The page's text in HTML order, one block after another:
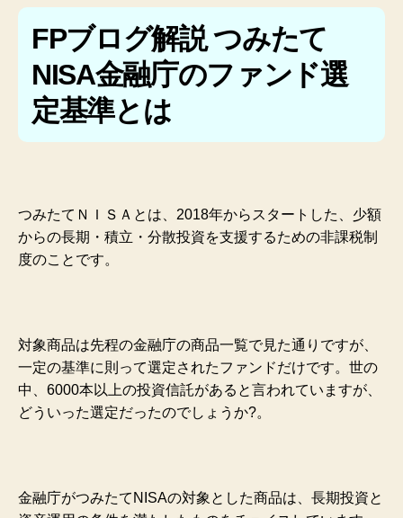
FPブログ解説 つみたて
NISA金融庁のファンド選
定基準とは
つみたてＮＩＳＡとは、2018年からスタートした、少額
からの長期・積立・分散投資を支援するための非課税制
度のことです。
対象商品は先程の金融庁の商品一覧で見た通りですが、
一定の基準に則って選定されたファンドだけです。世の
中、6000本以上の投資信託があると言われていますが、
どういった選定だったのでしょうか?。
金融庁がつみたてNISAの対象とした商品は、長期投資と